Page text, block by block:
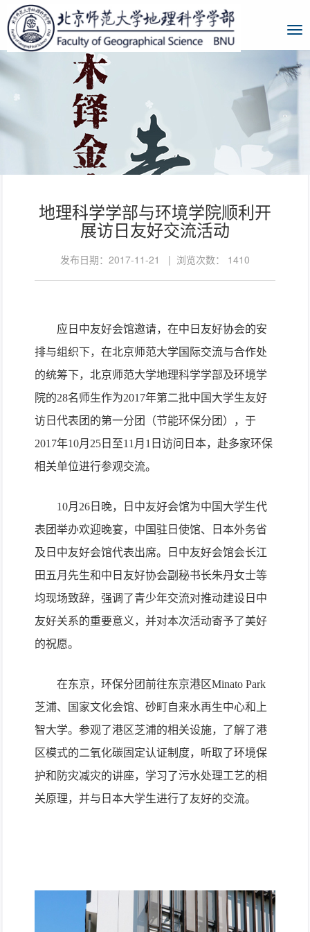
地理科学学部与环境学院顺利开
展访日友好交流活动
发布日期：2017-11-21 | 浏览次数： 1410
应日中友好会馆邀请，在中日友好协会的安
排与组织下，在北京师范大学国际交流与合作处
的统筹下，北京师范大学地理科学学部及环境学
院的28名师生作为2017年第二批中国大学生友好
访日代表团的第一分团（节能环保分团），于
2017年10月 25 日至11 月 1 日访问日本，赴多家环保
相关单位进行参观交流。
10月 26 日晚，日中友好会馆为中国大学生代
表团举办欢迎晚宴，中国驻日使馆、日本外务省
及日中友好会馆代表出席。日中友好会馆会长江
田五月先生和中日友好协会副秘书长朱丹女士等
均现场致辞，强调了青少年交流对推动建设日中
友好关系的重要意义，并对本次活动寄予了美好
的祝愿。
在东京，环保分团前往东京港区Minato Park
芝浦、国家文化会馆、砂町自来水再生中心和上
智大学。参观了港区芝浦的相关设施，了解了港
区模式的二氧化碳固定认证制度，听取了环境保
护和防灾减灾的讲座，学习了污水处理工艺的相
关原理，并与日本大学生进行了友好的交流。